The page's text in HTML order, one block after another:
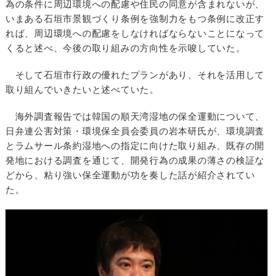
為の条件に周辺環境への配慮や住民の同意が含まれないが、
いまある石垣市景観づくり条例を強制力をもつ条例に改正す
れば、周辺環境への配慮をしなければならないことになって
くると述べ、今後の取り組みの方向性を示唆していた。
そして石垣市行政の優れたプランがあり、それを活用して
取り組んでいきたいと述べていた。
海外調査報告では韓国の順天湾湿地の保全運動について、
日弁連公害対策・環境保全員会委員の岩本研氏が、環境調査
とラムサール条約湿地への指定に向けた取り組み、既存の開
発地における調査を通じて、開発行為の成果の薄さの検証な
どから、粘り強い保全運動が功を奏した話が紹介されてい
た。